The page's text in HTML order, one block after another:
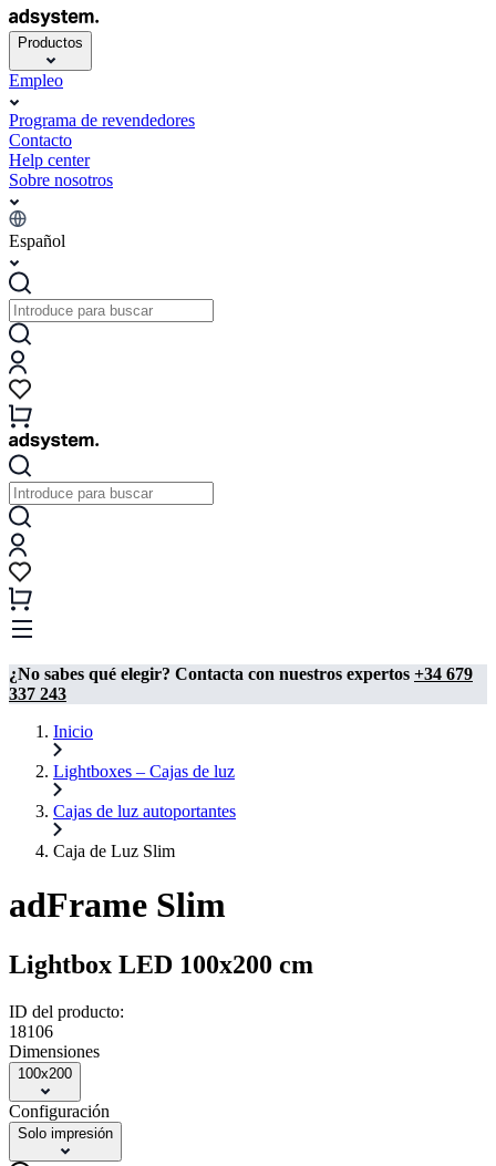
Productos
Empleo
Programa de revendedores
Contacto
Help center
Sobre nosotros
Español
¿No sabes qué elegir? Contacta con nuestros expertos +34 679
337 243
Inicio
Lightboxes – Cajas de luz
Cajas de luz autoportantes
Caja de Luz Slim
adFrame Slim
Lightbox LED 100x200 cm
ID del producto:
18106
Dimensiones
100x200
Configuración
Solo impresión